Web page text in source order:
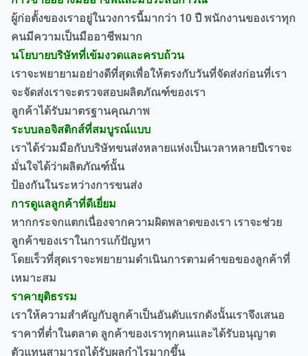
ผู้ก่อตั้งของเราอยู่ในวงการนี้มากว่า 10 ปี พนักงานของเราทุก
คนมีความเป็นมืออาชีพมาก
นโยบายบริษัทที่เข้มงวดและครบถ้วน
เราจะพยายามอย่างดีที่สุดเพื่อให้ตรงกับวันที่จัดส่งก่อนที่เรา
จะจัดส่งเราจะตรวจสอบผลิตภัณฑ์ของเรา
ลูกค้าได้รับมาตรฐานคุณภาพ
ระบบลอจิสติกส์ที่สมบูรณ์แบบ
เราได้ร่วมมือกับบริษัทขนส่งหลายแห่งเป็นเวลาหลายปีเราจะ
มั่นใจได้ว่าผลิตภัณฑ์นั้น
ป้องกันในระหว่างการขนส่ง
การดูแลลูกค้าที่ดีเยี่ยม
หากกระจกแตกเนื่องจากความผิดพลาดของเรา เราจะช่วย
ลูกค้าของเราในการแก้ปัญหา
โดยเร็วที่สุดเราจะพยายามดำเนินการตามคำขอของลูกค้าที่
เหมาะสม
ราคายุติธรรม
เราให้ความสำคัญกับลูกค้าเป็นอันดับแรกดังนั้นเราจึงเสนอ
ราคาที่ต่ำในตลาด ลูกค้าของเราทุกคนและได้รับอนุญาต
ตัวแทนสามารถได้รับผลกำไรมากขึ้น